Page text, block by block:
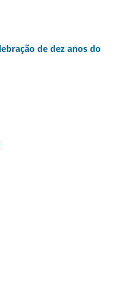
de dez anos do